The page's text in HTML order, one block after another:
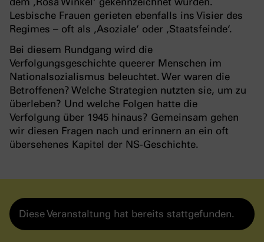
Lesbische Frauen gerieten ebenfalls ins Visier des
Regimes – oft als ‚Asoziale‘ oder ‚Staatsfeinde‘.
Bei diesem Rundgang wird die
Verfolgungsgeschichte queerer Menschen im
Nationalsozialismus beleuchtet. Wer waren die
Betroffenen? Welche Strategien nutzten sie, um zu
überleben? Und welche Folgen hatte die
Verfolgung über 1945 hinaus? Gemeinsam gehen
wir diesen Fragen nach und erinnern an ein oft
übersehenes Kapitel der NS-Geschichte.
Diese Veranstaltung hat bereits stattgefunden.